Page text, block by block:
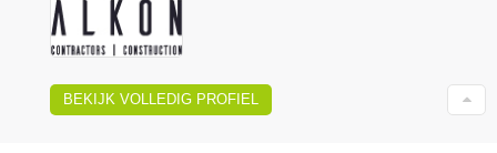
BEKIJK VOLLEDIG PROFIEL